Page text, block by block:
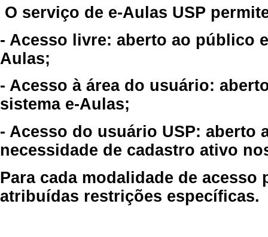
O serviço de e-Aulas USP
- Acesso livre: aberto ao público
Aulas;
- Acesso à área do usuário:
sistema e-Aulas;
- Acesso do usuário USP: aberto
necessidade de cadastro ativo
Para cada modalidade de
atribuídas restrições específicas.